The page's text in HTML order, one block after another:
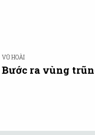
VŨ HOÀI
Bước ra vùng